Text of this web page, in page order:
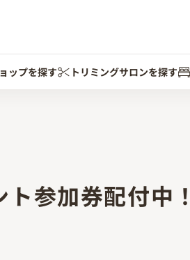
ップを探す トリミングサロンを探す
ト参加券配付中！